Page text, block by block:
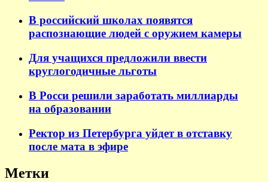
В российский школах появятся
распознающие людей с оружием камеры
Для учащихся предложили ввести
круглогодичные льготы
В Росси решили заработать миллиарды
на образовании
Ректор из Петербурга уйдет в отставку
после мата в эфире
Метки